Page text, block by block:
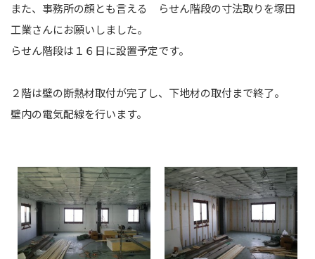
また、事務所の顔とも言える らせん階段の寸法取りを塚田
工業さんにお願いしました。
らせん階段は１６日に設置予定です。
２階は壁の断熱材取付が完了し、下地材の取付まで終了。
壁内の電気配線を行います。